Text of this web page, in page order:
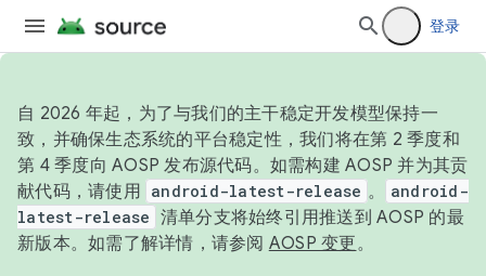
登录
自 2026 年起，为了与我们的主干稳定开发模型保持一
致，并确保生态系统的平台稳定性，我们将在第 2 季度和
第 4 季度向 AOSP 发布源代码。如需构建 AOSP 并为其贡
献代码，请使用 android-latest-release 。
android-
latest-release 清单分支将始终引用推送到 AOSP 的最
新版本。如需了解详情，请参阅 AOSP 变更。